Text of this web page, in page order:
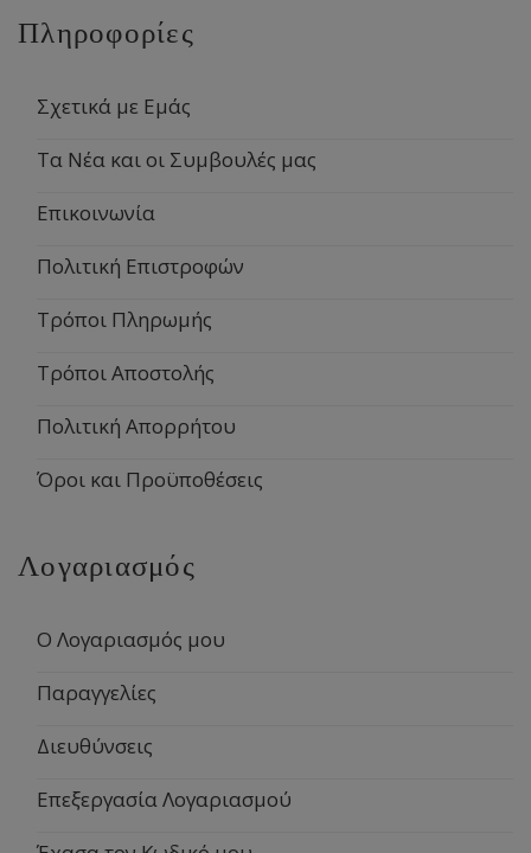
Πληροφορίες
Σχετικά με Εμάς
Τα Νέα και οι Συμβουλές μας
Επικοινωνία
Πολιτική Επιστροφών
Τρόποι Πληρωμής
Τρόποι Αποστολής
Πολιτική Απορρήτου
Όροι και Προϋποθέσεις
Λογαριασμός
Ο Λογαριασμός μου
Παραγγελίες
Διευθύνσεις
Επεξεργασία Λογαριασμού